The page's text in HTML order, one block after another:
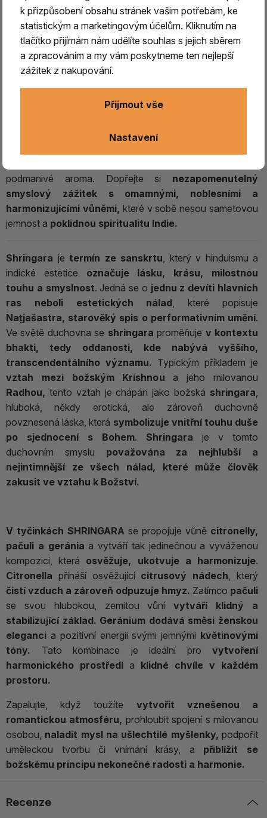
Nabízíme vám
kvalitní tyčinky indického typu, ručně
vyráběné firmou Prabhuji’s Gifts. Tyto jedinečné vonné
tyčinky jsoupečlivě připraveny podle starodávných
receptur z vybraných bylin, květů, pryskyřic, přírodních
esenciálních olejů a čistého santalového dřeva.
Jedná se o jednu z 24 vůní vkolekci tyčinek Devotion
podmanivé aroma. Dopřejte si nezapomenutelný
smyslový zážitek s omamnými, noblesními a
harmonizujícími vůněmi, které v sobě nesou sametovou
jemnost a poklidnou spiritualitu Indie.
Shringara je termín ze sanskrtu, který v hinduismu a
indické estetice označuje lásku, krásu, milostnou
touhu a smyslnost. Jedná se o jednu z devíti hlavních
ras neboli estetických nálad, které popisuje
Naṭjašastra, starověký spis o performativním umění.
Ve světě duchovna se shringara proměňuje v kontextu
bhakti, tedy oddanosti, kde nabývá vyššího,
transcendentálního významu. Typickým příkladem je
vztah mezi božským Krishnou a jeho milovanou
Radhou, tento vztah je chápán jako božská shringara,
hluboká, někdy erotická, ale zároveň duchovně
povznesená láska, která symbolizuje vnitřní touhu duše
po sjednocení s Bohem. Shringara je v tomto
duchovním smyslu považována za nejhlubší a
nejintimnější ze všech nálad, které může člověk
zakusit ve vztahu k Božství.
V tyčinkách SHRINGARA se propojuje vůně citronelly,
pačuli a geránia a vytváří tak jedinečnou a vyváženou
kompozici, která osvěžuje, ukotvuje a harmonizuje.
Citronella přináší osvěžující citrusový nádech, který
čistí vzduch a zároveň odpuzuje hmyz. Zatímco pačuli
se svou hlubokou, zemitou vůnívytváří klidný a
stabilizující základ. Geránium dodává směsi ženskou
eleganci a pozitivní energii svými jemnými květinovými
tóny. Tato kombinace je ideální pro vytvoření
harmonického prostředí a klidné chvíle v každém
prostoru.
Zapalujte, když toužíte vytvořit vznešenou a
romantickou atmosféru, prohloubit spojení s milovanou
osobou, naladit mysl na ušlechtilé myšlenky, podpořit
uměleckou tvorbu či vnímání krásy, a přiblížit se
božskému principu nekonečné radosti a harmonie.
Recenze
k přizpůsobení obsahu stránek vašim potřebám, ke
statistickým a marketingovým účelům. Kliknutím na
tlačítko přijímám nám udělíte souhlas s jejich sběrem
a zpracováním a my vám poskytneme ten nejlepší
zážitek z nakupování.
Nastavení
Přijmout vše